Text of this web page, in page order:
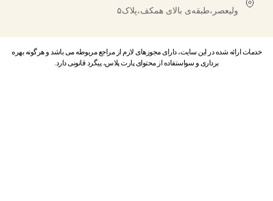
ولیعصر،طبقه‌ی بالای همکف،پلاک۵
خدمات ارائه شده در این سایت، دارای مجوزهای لازم از مراجع مربوطه می باشد و هرگونه بهره
برداری و سواستفاده از محتوای پارت پلاس، پیگرد قانونی دارد.